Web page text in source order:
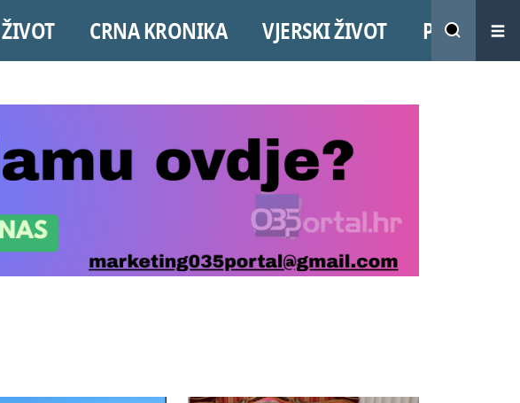
ŽIVOT CRNA KRONIKA VJERSKI ŽIVOT PROMO